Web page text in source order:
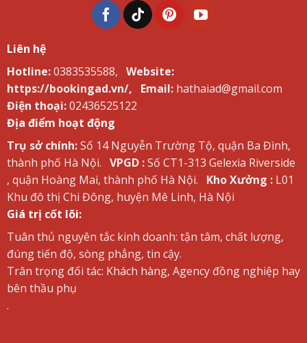
Liên hệ
Hotline:0383535588, Website:
https://bookingad.vn/,
Email: hathaiad@gmail.com
Điện thoại:02436525122
Địa điểm hoạt động
Trụ sở chính:Số 14 Nguyễn Trường Tộ, quận Ba Đình,
thành phố Hà Nội. VPGD :Số CT1-313 Gelexia Riverside
, quận Hoàng Mai, thành phố Hà Nội.
Kho Xưởng :L01
Khu đô thị Chi Đông, huyện Mê Linh, Hà Nội
Giá trị cốt lõi:
Tuân thủ nguyên tắc kinh doanh: tận tâm, chất lượng,
đúng tiến độ, sòng phẳng, tin cậy.
Trân trọng đối tác: Khách hàng, Agency đồng nghiệp hay
bên thầu phụ
.